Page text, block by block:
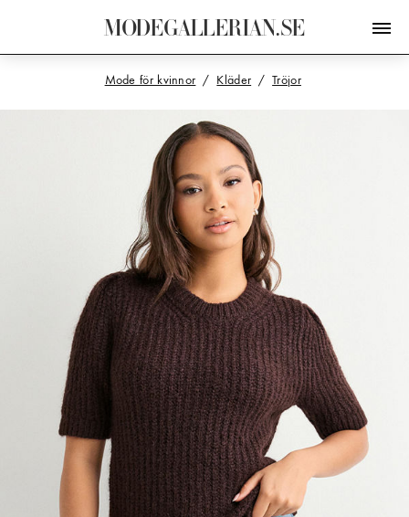
MODEGALLERIAN.SE
Mode för kvinnor Kläder Tröjor